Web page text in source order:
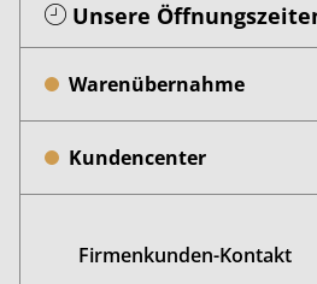
Unsere
Warenübernahme
Kundencenter
Firmenkunden-Kontakt